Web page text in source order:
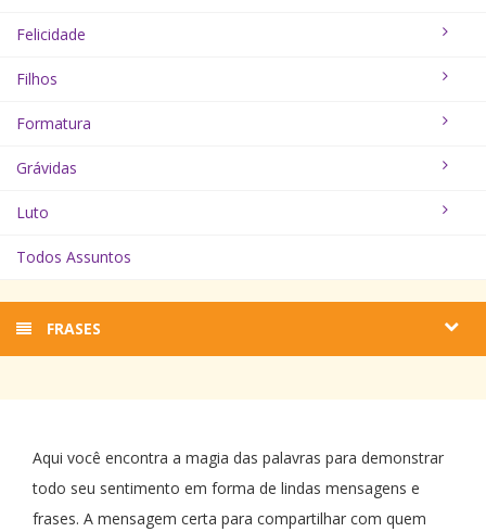
Felicidade
Filhos
Formatura
Grávidas
Luto
Todos Assuntos
FRASES
Aqui você encontra a magia das palavras para demonstrar
todo seu sentimento em forma de lindas mensagens e
frases. A mensagem certa para compartilhar com quem